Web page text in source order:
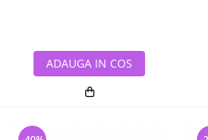
ADAUGA IN COS